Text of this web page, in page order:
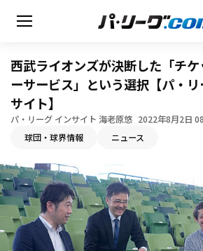
無料アカウント登録
HOME
動画
日程・結果
西武ライオンズが決断した「チ
ーサービス」という選択【パ・
サイト】
パ・リーグ インサイト 海老原悠 2022年8月2日
球団・球界情報 ニュース